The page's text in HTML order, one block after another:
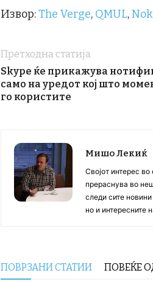
Извор: The Verge, QMUL,
Претходна статија
Skype ќе прикажува
само на уредот кој што
го користите
Мишо Лекиќ
Својот интерес
прераснува во
следи сите
но и интересните
ПОВРЗАНИ СТАТИИ ПОВЕЌЕ